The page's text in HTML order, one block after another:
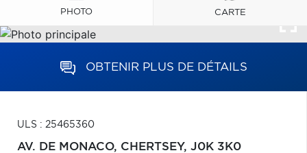
PHOTO CARTE
OBTENIR PLUS DE DÉTAILS
ULS : 25465360
AV. DE MONACO, CHERTSEY, J0K 3K0